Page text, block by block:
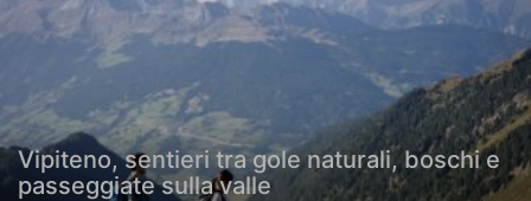
Vipiteno, sentieri tra gole naturali, boschi e
passeggiate sulla valle